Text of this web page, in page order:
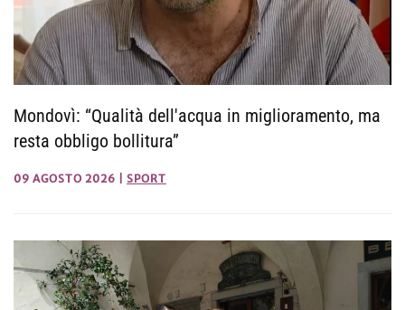
Mondovì: “Qualità dell'acqua in miglioramento, ma
resta obbligo bollitura”
09 AGOSTO 2026 SPORT